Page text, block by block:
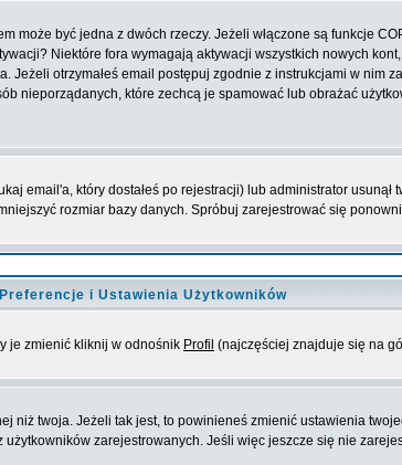
być jedna z dwóch rzeczy. Jeżeli włączone są funkcje
Niektóre fora wymagają aktywacji wszystkich nowych
otrzymałeś email postępuj zgodnie z instrukcjami w nim
nieporządanych, które zechcą je spamować lub obrażać
email'a, który dostałeś po rejestracji) lub administrator
rozmiar bazy danych. Spróbuj zarejestrować się
Preferencje i Ustawienia Użytkowników
je zmienić kliknij w odnośnik Profil (najczęściej znajduje się na
niż twoja. Jeżeli tak jest, to powinieneś zmienić ustawienia
zarejestrowanych. Jeśli więc jeszcze się nie